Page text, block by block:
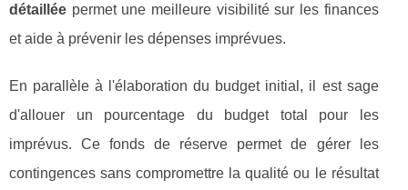
détaillée permet une meilleure visibilité sur les finances
et aide à prévenir les dépenses imprévues.
En parallèle à l'élaboration du budget initial, il est sage
d'allouer un pourcentage du budget total pour les
imprévus. Ce fonds de réserve permet de gérer les
contingences sans compromettre la qualité ou le résultat